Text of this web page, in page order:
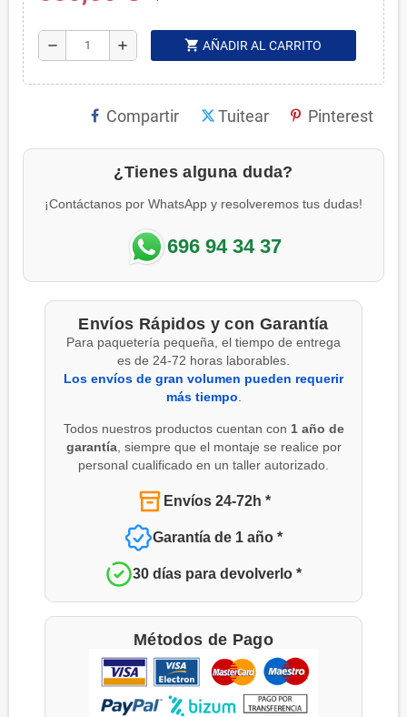
remove add shopping_cart AÑADIR AL CARRITO
Compartir Tuitear Pinterest
¿Tienes alguna duda?
¡Contáctanos por WhatsApp y resolveremos tus dudas!
696 94 34 37
Envíos Rápidos y con Garantía
Para paquetería pequeña, el tiempo de entrega
es de 24-72 horas laborables.
Los envíos de gran volumen pueden requerir
más tiempo
Todos nuestros productos cuentan con 1 año de
garantía, siempre que el montaje se realice por
personal cualificado en un taller autorizado.
Envíos 24-72h *
Garantía de 1 año *
30 días para devolverlo *
Métodos de Pago